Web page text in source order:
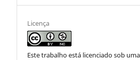
Licença
Este trabalho está licenciado sob uma